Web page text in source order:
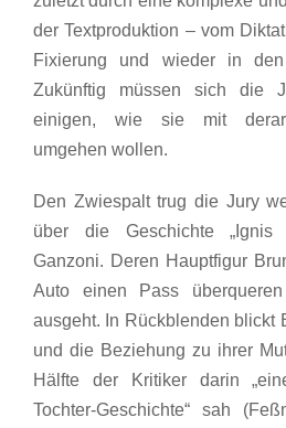
der Textproduktion – vom
Fixierung und wieder in den
Zukünftig müssen sich die
einigen, wie sie mit
umgehen wollen.
Den Zwiespalt trug die Jury
über die Geschichte „Ignis
Ganzoni. Deren Hauptfigur
Auto einen Pass
ausgeht. In Rückblenden blickt
und die Beziehung zu ihrer
Hälfte der Kritiker darin
Tochter-Geschichte“ sah